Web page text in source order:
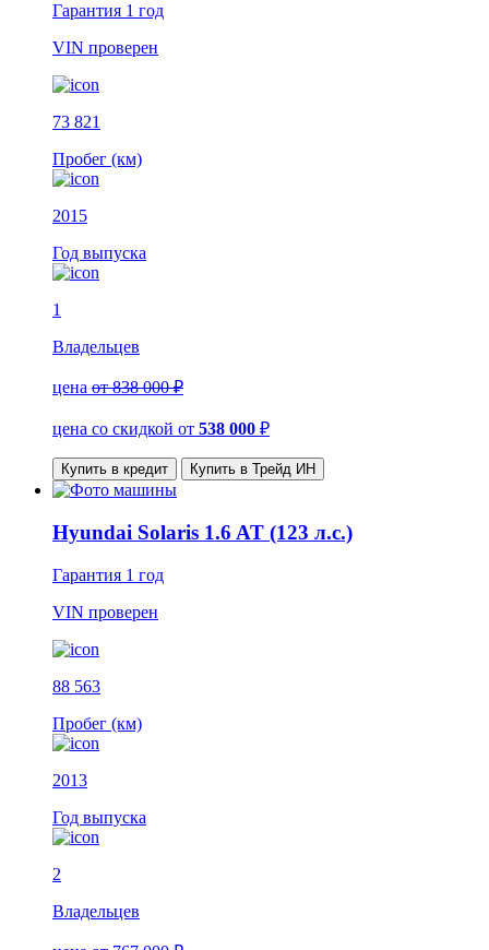
Гарантия 1 год
VIN проверен
73 821
Пробег (км)
2015
Год выпуска
1
Владельцев
цена от 838 000 ₽
цена со скидкой от 538 000 ₽
Купить в кредит Купить в Трейд ИН
Hyundai Solaris 1.6 AT (123 л.с.)
Гарантия 1 год
VIN проверен
88 563
Пробег (км)
2013
Год выпуска
2
Владельцев